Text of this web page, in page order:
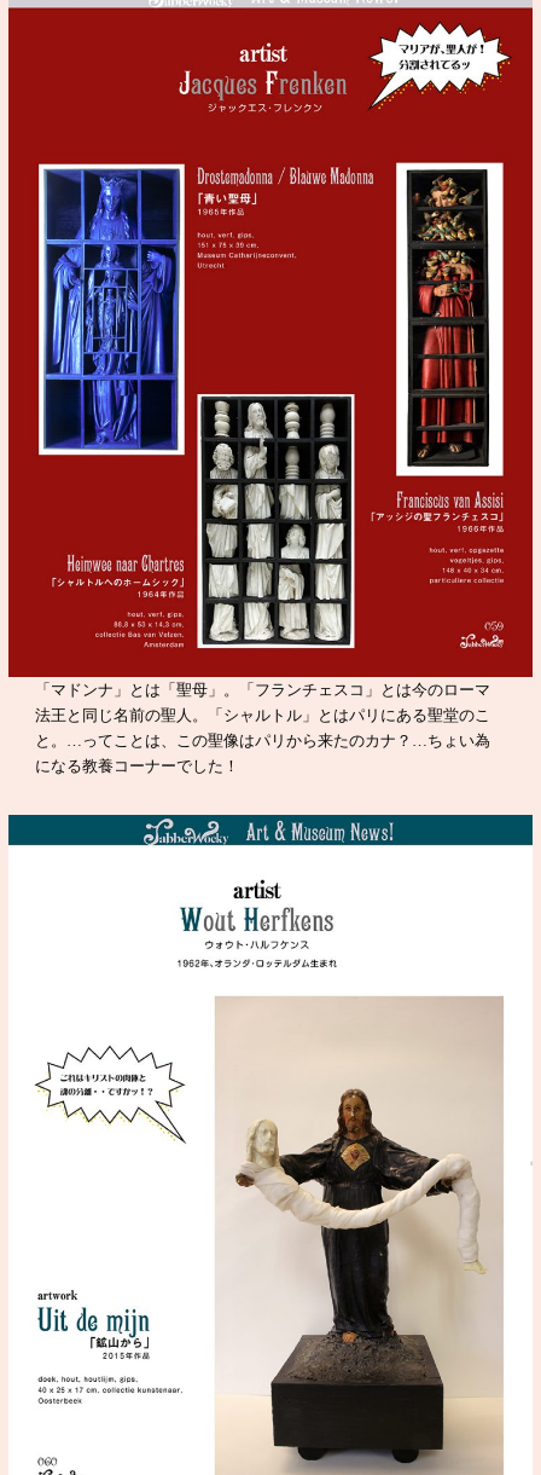
「マドンナ」とは「聖母」。「フランチェスコ」とは今のローマ
法王と同じ名前の聖人。「シャルトル」とはパリにある聖堂のこ
と。…ってことは、この聖像はパリから来たのカナ？…ちょい為
になる教養コーナーでした！